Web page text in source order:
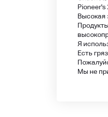
Pioneer's
Высокая
Я
Есть
Мы не